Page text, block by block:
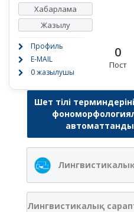
Хабарлама
Жазылу
Профиль
E-MAIL
0 жазылушы
0
Пост
Шет тілі
Лингвистикалық